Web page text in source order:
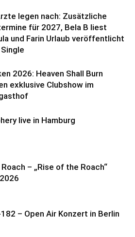
legen nach: Zusätzliche
für 2027, Bela B liest
und Farin Urlaub veröffentlicht
2026: Heaven Shall Burn
exklusive Clubshow im
live in Hamburg
Roach – „Rise of the Roach“
– Open Air Konzert in Berlin